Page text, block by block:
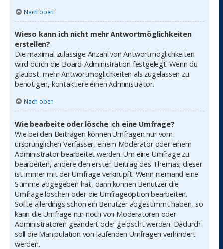
Nach oben
Wieso kann ich nicht mehr Antwortmöglichkeiten
erstellen?
Die maximal zulässige Anzahl von Antwortmöglichkeiten
wird durch die Board-Administration festgelegt. Wenn du
glaubst, mehr Antwortmöglichkeiten als zugelassen zu
benötigen, kontaktiere einen Administrator.
Nach oben
Wie bearbeite oder lösche ich eine Umfrage?
Wie bei den Beiträgen können Umfragen nur vom
ursprünglichen Verfasser, einem Moderator oder einem
Administrator bearbeitet werden. Um eine Umfrage zu
bearbeiten, ändere den ersten Beitrag des Themas; dieser
ist immer mit der Umfrage verknüpft. Wenn niemand eine
Stimme abgegeben hat, dann können Benutzer die
Umfrage löschen oder die Umfrageoption bearbeiten.
Sollte allerdings schon ein Benutzer abgestimmt haben, so
kann die Umfrage nur noch von Moderatoren oder
Administratoren geändert oder gelöscht werden. Dadurch
soll die Manipulation von laufenden Umfragen verhindert
werden.